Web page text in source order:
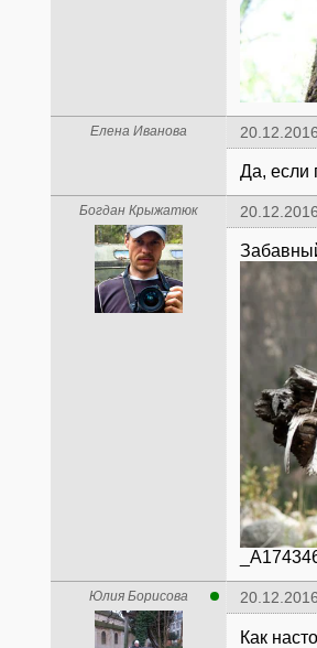
Елена Иванова
Да, если
Богдан Крыжатюк
Юлия Борисова
Как